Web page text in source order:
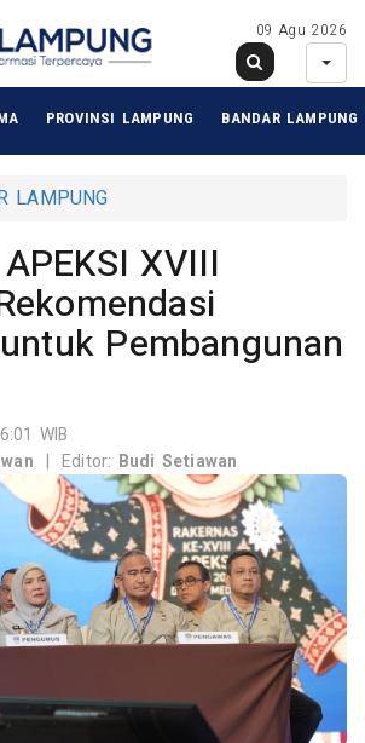
09 Agu 2026
PROVINSI LAMPUNG BANDAR LAMPUNG
LAMPUNG
XVIII
Pembangunan
WIB
| Editor: Budi Setiawan